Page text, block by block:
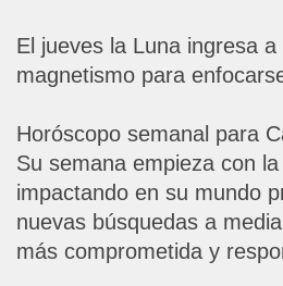
El jueves la Luna ingresa
magnetismo para
Horóscopo semanal para
Su semana empieza con
impactando en su mundo
nuevas búsquedas a
más comprometida y